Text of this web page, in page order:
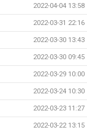
2022-04-04 13:58
2022-03-31 22:16
2022-03-30 13:43
2022-03-30 09:45
2022-03-29 10:00
2022-03-24 10:30
2022-03-23 11:27
2022-03-22 13:15